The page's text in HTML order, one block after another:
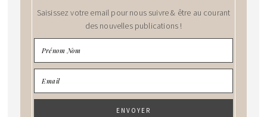
Saisissez votre email pour nous suivre & être au courant
des nouvelles publications !